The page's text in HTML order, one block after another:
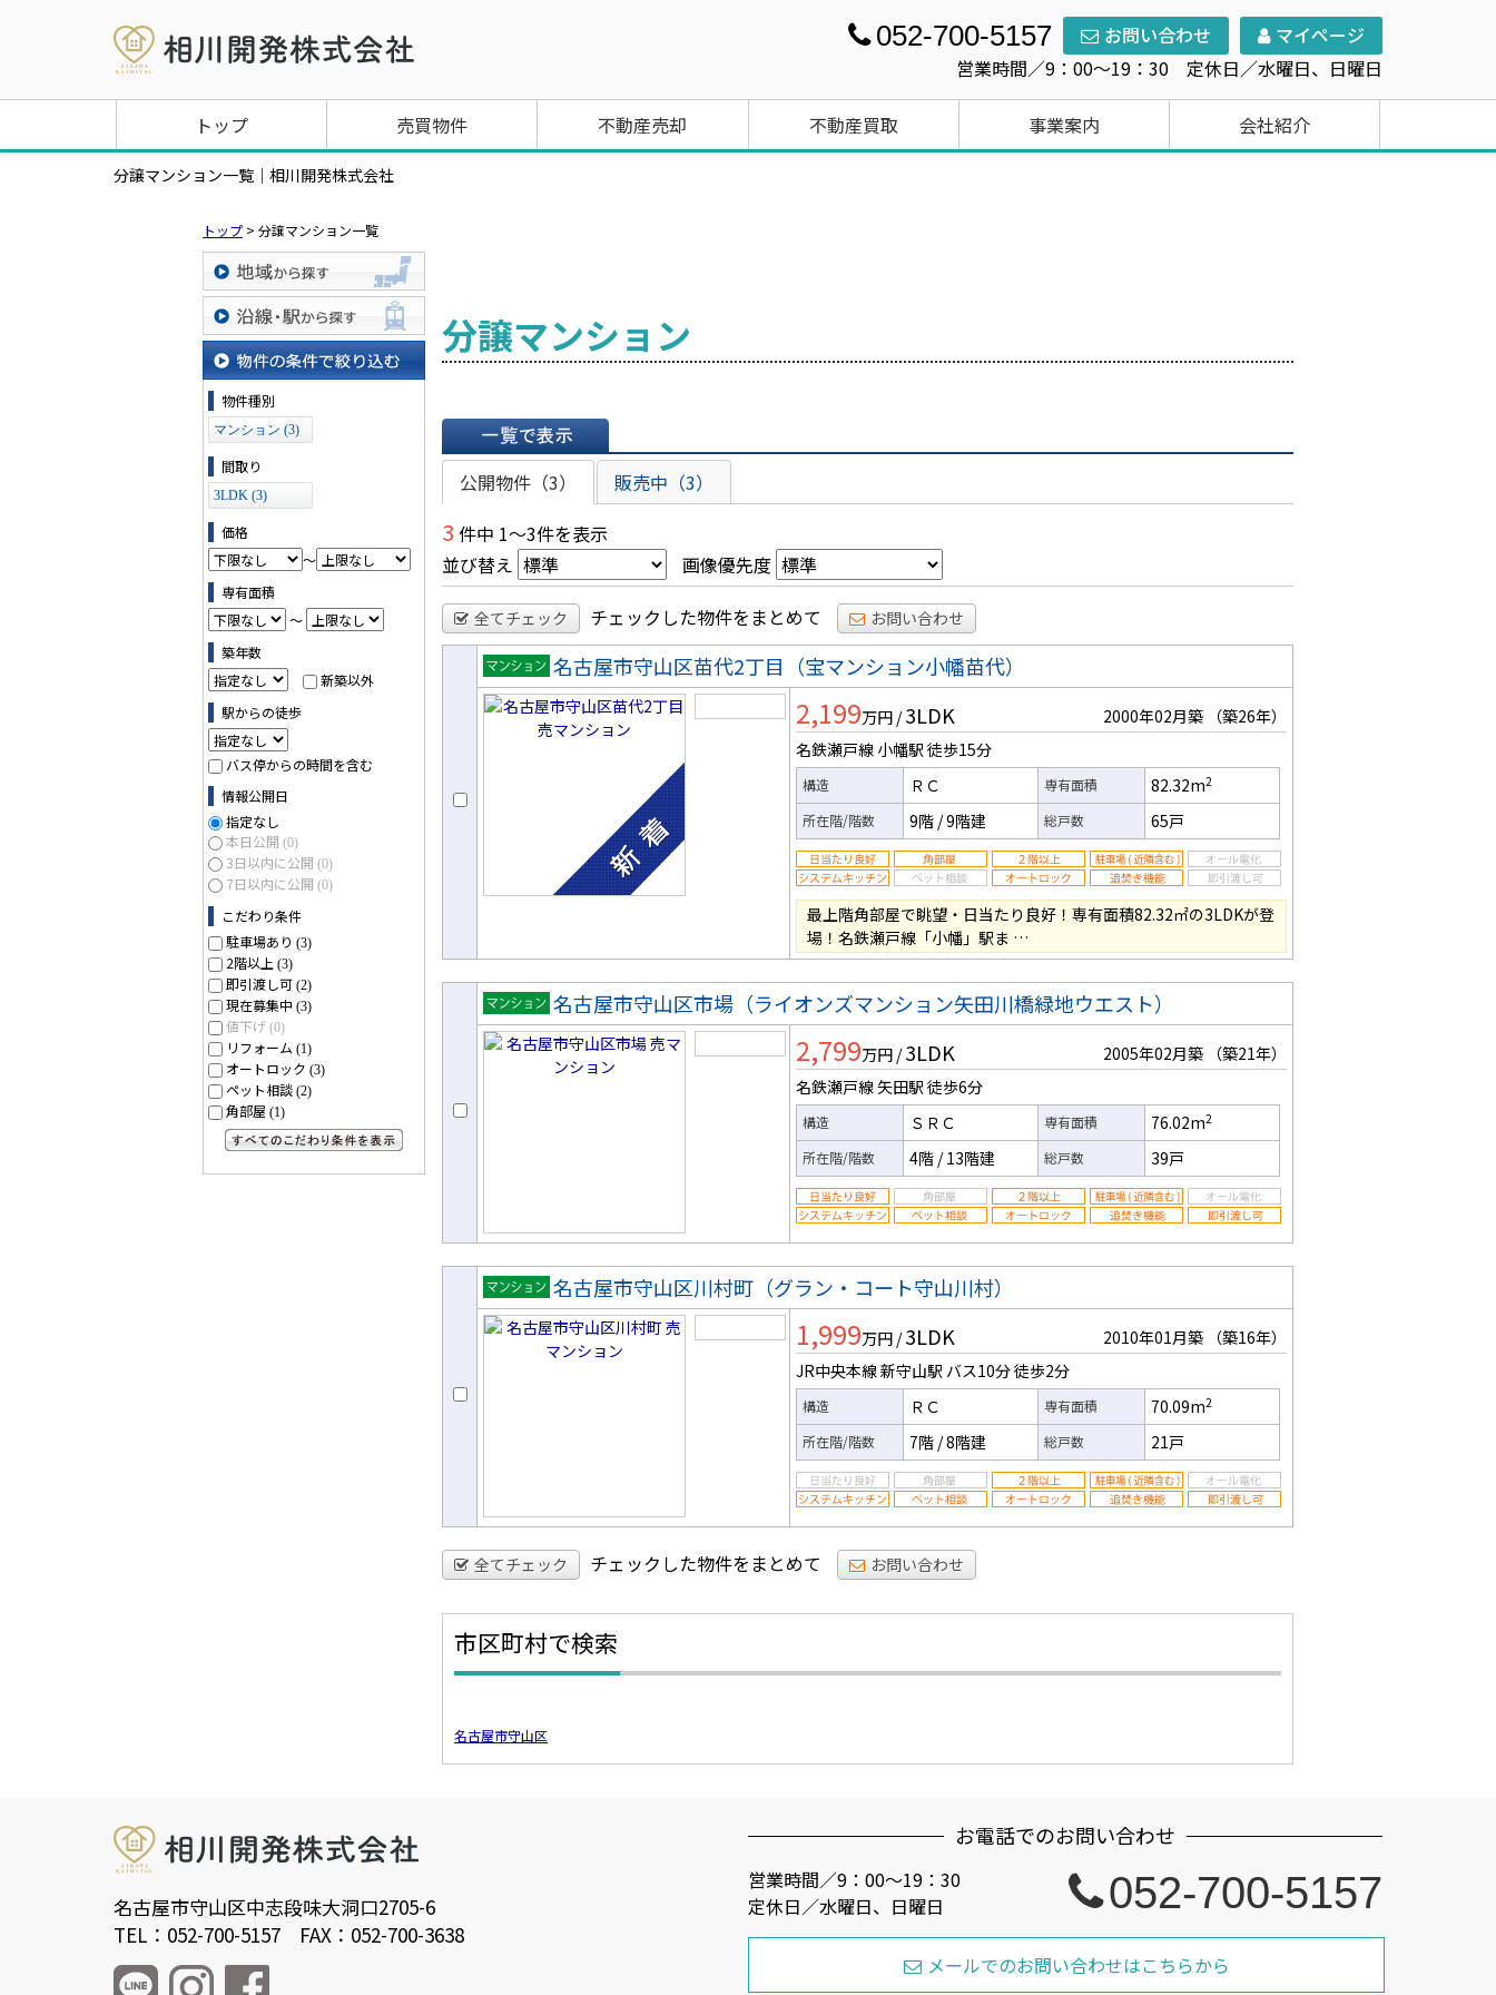
052-700-5157 お問い合わせ
マイページ
営業時間／9：00～19：30 定休日／水曜日、日曜日
トップ 売買物件 不動産売却 不動産買取 事業案内 会社紹介
分譲マンション一覧｜相川開発株式会社
トップ > 分譲マンション一覧
地域から探す
沿線・駅から探す
物件の条件で絞り込む
物件種別
マンション (3)
間取り
3LDK (3)
価格
～
専有面積
～
築年数
新築以外
駅からの徒歩
バス停からの時間を含む
情報公開日
指定なし
本日公開 (0)
3日以内に公開 (0)
7日以内に公開 (0)
こだわり条件
駐車場あり (3)
2階以上 (3)
即引渡し可 (2)
現在募集中 (3)
値下げ (0)
リフォーム (1)
オートロック (3)
ペット相談 (2)
角部屋 (1)
分譲マンション
一覧で表示
公開物件（3） 販売中（3）
3 件中 1～3件を表示
並び替え
画像優先度
全てチェック チェックした物件をまとめて お問い合わせ
売マンシ
ョン
名古屋市守山区苗代2丁目（宝マンション小幡苗代）
2,199万円 / 3LDK 2000年02月築
（築26年）
名鉄瀬戸線 小幡駅 徒歩15分
構造 ＲＣ 専有面積 82.32m2
所在階/階数 9階 /9階建 総戸数 65戸
最上階角部屋で眺望・日当たり良好！専有面積82.32㎡の3LDKが登
場！名鉄瀬戸線「小幡」駅ま …
売マンシ
ョン
名古屋市守山区市場（ライオンズマンション矢田川橋緑地ウエスト）
2,799万円 / 3LDK 2005年02月築
（築21年）
名鉄瀬戸線 矢田駅 徒歩6分
構造 ＳＲＣ 専有面積 76.02m2
所在階/階数 4階 /13階建 総戸数 39戸
売マンシ
ョン
名古屋市守山区川村町（グラン・コート守山川村）
1,999万円 / 3LDK 2010年01月築
（築16年）
JR中央本線 新守山駅 バス10分徒歩2分
構造 ＲＣ 専有面積 70.09m2
所在階/階数 7階 /8階建 総戸数 21戸
全てチェック チェックした物件をまとめて お問い合わせ
市区町村で検索
名古屋市守山区
名古屋市守山区中志段味大洞口2705-6
TEL：052-700-5157 FAX：052-700-3638
お電話でのお問い合わせ
営業時間／9：00～19：30
定休日／水曜日、日曜日
052-700-5157
メールでのお問い合わせはこちらから